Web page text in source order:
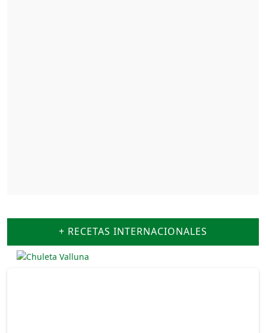
+ RECETAS INTERNACIONALES